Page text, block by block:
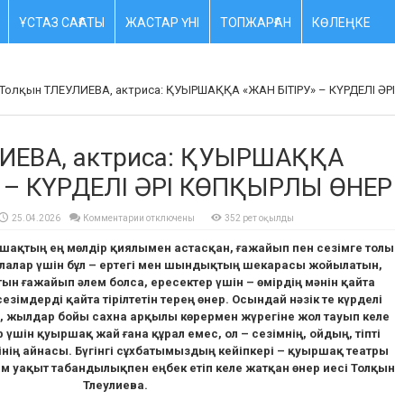
ҰСТАЗ CАҒАТЫ ЖАСТАР ҮНІ ТОПЖАРҒАН КӨЛЕҢКЕ
Толқын ТЛЕУЛИЕВА, актриса: ҚУЫРШАҚҚА «ЖАН БІТІРУ» – КҮРДЕЛІ ӘРІ
актриса: ҚУЫРШАҚҚА
– КҮРДЕЛІ ӘРІ КӨПҚЫРЛЫ ӨНЕР
25.04.2026 Комментарии к
ТЛЕУЛИЕВА,
ҚУЫРШАҚҚА
БІТІРУ»
–
КҮРДЕЛІ
ӘРІ
КӨПҚЫРЛЫ
ӨНЕР
отключены 352 рет оқылды
ең мөлдір қиялымен астасқан, ғажайып пен сезімге толы
үшін бұл – ертегі мен шындықтың шекарасы жойылатын,
ғажайып әлем болса, ересектер үшін – өмірдің мәнін қайта
қайта тірілтетін терең өнер. Осындай нәзік те күрделі
жылдар бойы сахна арқылы көрермен жүрегіне жол тауып келе
қуыршақ жай ғана құрал емес, ол – сезімнің, ойдың, тіпті
айнасы. Бүгінгі сұхбатымыздың кейіпкері – қуыршақ театры
уақыт табандылықпен еңбек етіп келе жатқан өнер иесі Толқын
Тлеулиева.